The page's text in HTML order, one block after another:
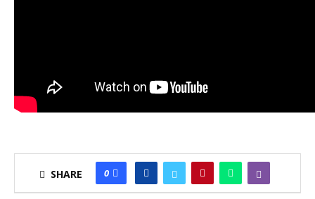
SHARE 0